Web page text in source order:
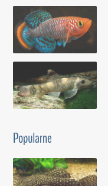
Popularne